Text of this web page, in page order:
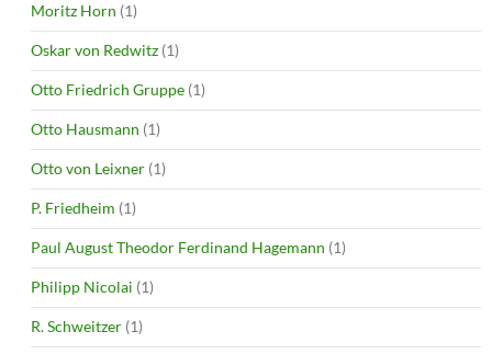
Moritz Horn (1)
Oskar von Redwitz (1)
Otto Friedrich Gruppe (1)
Otto Hausmann (1)
Otto von Leixner (1)
P. Friedheim (1)
Paul August Theodor Ferdinand Hagemann (1)
Philipp Nicolai (1)
R. Schweitzer (1)